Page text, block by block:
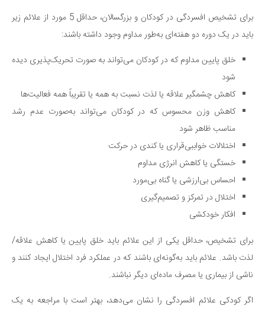
برای تشخیص افسردگی در کودکان و بزرگسالان، حداقل 5 مورد از علائم زیر
باید در یک دوره دو هفته‌ای به‌طور مداوم وجود داشته باشند:
خلق پایین مداوم که در کودکان می‌تواند به صورت تحریک‌پذیری دیده
شود
کاهش چشمگیر علاقه یا لذت نسبت به همه یا تقریباً همه فعالیت‌ها
کاهش وزن محسوس که در کودکان می‌تواند به‌صورت عدم رشد
مناسب ظاهر شود
اختلالات خواببی‌قراری یا کندی در حرکت
خستگی یا کاهش انرژی مداوم
احساس بی‌ارزشی یا گناه بی‌مورد
اختلال در تمرکز و تصمیم‌گیری
افکار خودکشی
برای تشخیص، حداقل یکی از این علائم باید خلق پایین یا کاهش علاقه/
لذت باشد. علائم باید به‌گونه‌ای باشند که در عملکرد فرد اختلال ایجاد کنند و
ناشی از بیماری یا مصرف ماده‌ای دیگر نباشند.
اگر کودکی علائم افسردگی را نشان می‌دهد، بهتر است با مراجعه به یک